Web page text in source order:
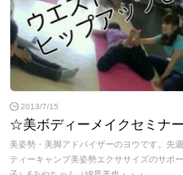
2013/7/15
☆美ボディーメイクセミナ
美姿勢・美脚アドバイザーのヨウです。先
ティーキャンプ美姿勢エクササイズのサポ